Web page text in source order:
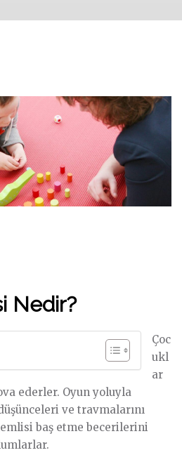
Nedir?
Çoc
ukl
ar
ederler. Oyun yoluyla
ve travmalarını
baş etme becerilerini